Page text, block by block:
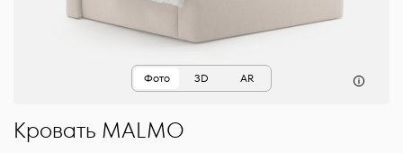
Фото 3D AR
Кровать MALMO